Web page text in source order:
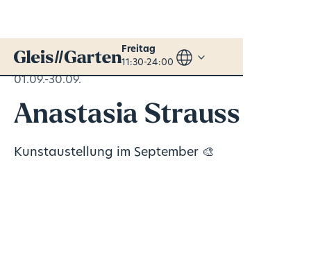
Freitag
11:30-24:00
01.09.-30.09.
Anastasia Strauss
Kunstaustellung im September 🎨